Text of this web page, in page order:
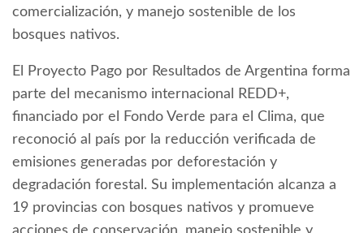
comercialización, y manejo sostenible de los
bosques nativos.
El Proyecto Pago por Resultados de Argentina forma
parte del mecanismo internacional REDD+,
financiado por el Fondo Verde para el Clima, que
reconoció al país por la reducción verificada de
emisiones generadas por deforestación y
degradación forestal. Su implementación alcanza a
19 provincias con bosques nativos y promueve